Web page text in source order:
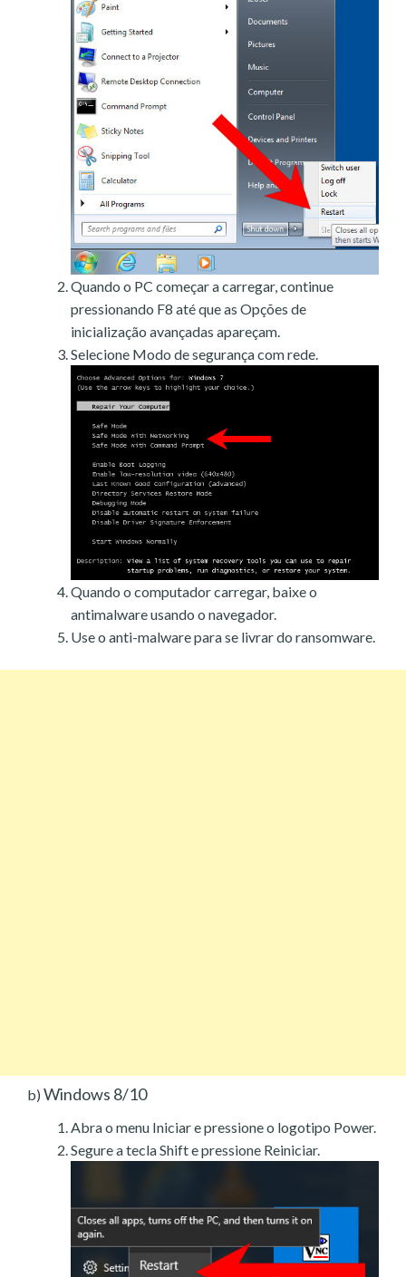
Quando o PC começar a carregar, continue
pressionando F8 até que as Opções de
inicialização avançadas apareçam.
Selecione Modo de segurança com rede.
Quando o computador carregar, baixe o
antimalware usando o navegador.
Use o anti-malware para se livrar do ransomware.
b) Windows 8/10
Abra o menu Iniciar e pressione o logotipo Power.
Segure a tecla Shift e pressione Reiniciar.